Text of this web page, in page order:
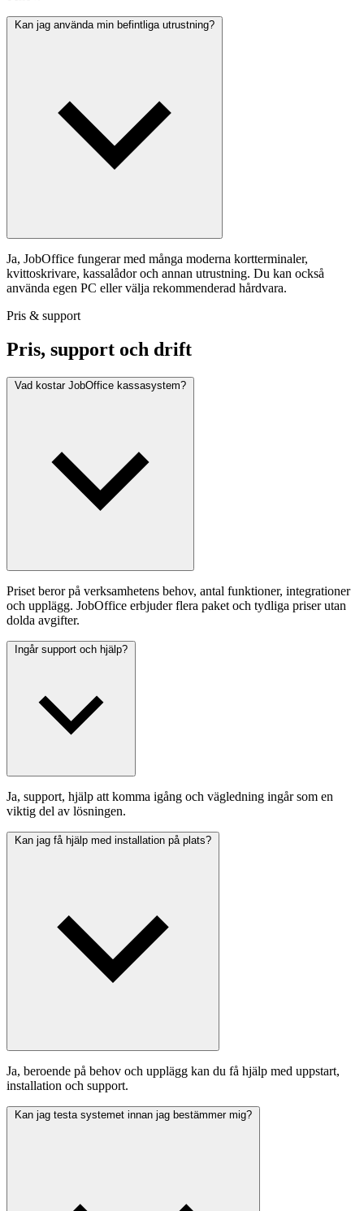
Kan jag använda min befintliga utrustning?
Ja, JobOffice fungerar med många moderna kortterminaler,
kvittoskrivare, kassalådor och annan utrustning. Du kan också
använda egen PC eller välja rekommenderad hårdvara.
Pris & support
Pris, support och drift
Vad kostar JobOffice kassasystem?
Priset beror på verksamhetens behov, antal funktioner, integrationer
och upplägg. JobOffice erbjuder flera paket och tydliga priser utan
dolda avgifter.
Ingår support och hjälp?
Ja, support, hjälp att komma igång och vägledning ingår som en
viktig del av lösningen.
Kan jag få hjälp med installation på plats?
Ja, beroende på behov och upplägg kan du få hjälp med uppstart,
installation och support.
Kan jag testa systemet innan jag bestämmer mig?